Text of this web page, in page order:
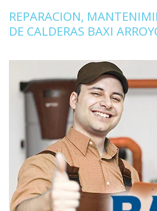
REPARACION,
DE CALDERAS BAXI